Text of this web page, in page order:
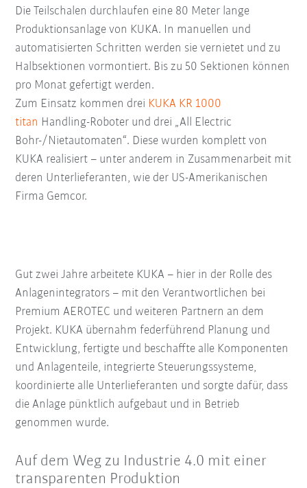
Die Teilschalen durchlaufen eine 80 Meter lange
Produktionsanlage von KUKA. In manuellen und
automatisierten Schritten werden sie vernietet und zu
Halbsektionen vormontiert. Bis zu 50 Sektionen können
pro Monat gefertigt werden.
Zum Einsatz kommen drei KUKA KR 1000
titan Handling-Roboter und drei „All Electric
Bohr-/Nietautomaten“. Diese wurden komplett von
KUKA realisiert – unter anderem in Zusammenarbeit mit
deren Unterlieferanten, wie der US-Amerikanischen
Firma Gemcor.
Gut zwei Jahre arbeitete KUKA – hier in der Rolle des
Anlagenintegrators – mit den Verantwortlichen bei
Premium AEROTEC und weiteren Partnern an dem
Projekt. KUKA übernahm federführend Planung und
Entwicklung, fertigte und beschaffte alle Komponenten
und Anlagenteile, integrierte Steuerungssysteme,
koordinierte alle Unterlieferanten und sorgte dafür, dass
die Anlage pünktlich aufgebaut und in Betrieb
genommen wurde.
Auf dem Weg zu Industrie 4.0 mit einer
transparenten Produktion